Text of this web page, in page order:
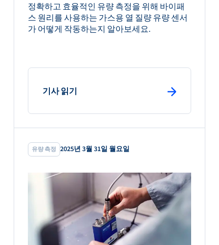
정확하고 효율적인 유량 측정을 위해 바이패
스 원리를 사용하는 가스용 열 질량 유량 센서
가 어떻게 작동하는지 알아보세요.
기사 읽기
유량 측정 2025년 3월 31일 월요일